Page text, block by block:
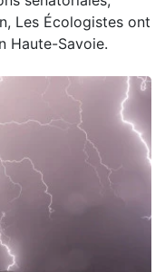
Les Écologistes ont
Haute-Savoie.